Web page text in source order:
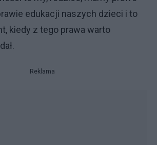
edukacji naszych dzieci i to
kiedy z tego prawa warto
Reklama